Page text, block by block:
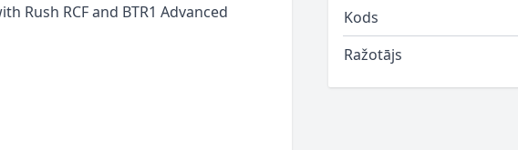
Rush RCF and BTR1 Advanced
Kods
Ražotājs